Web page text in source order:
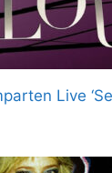
Live